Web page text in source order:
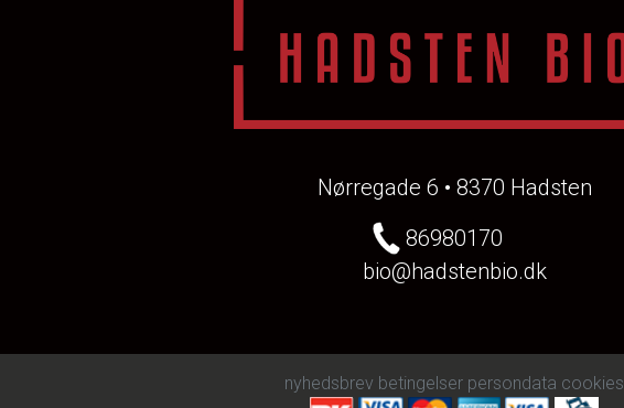
Nørregade 6 • 8370 Hadsten
86980170
bio@hadstenbio.dk
nyhedsbrev betingelser persondata cookies